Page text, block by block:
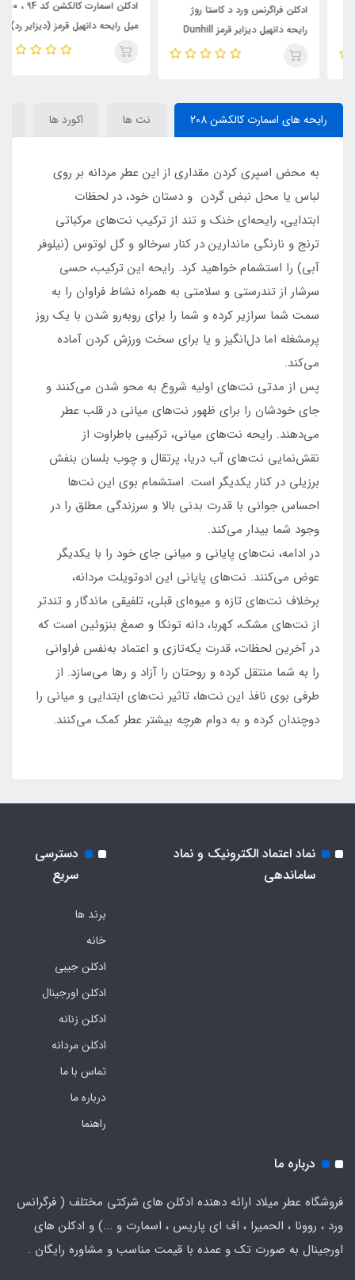
ادکلن فراگرنس ورد د کاستا روژ
رایحه دانهیل دیزایر قرمز Dunhill
ادکلن اسمارت کالکشن کد 94 ، 100
میل رایحه دانهیل قرمز (دیزایر رد)
Dunhill Desire
رایحه های اسمارت کالکشن 208 نت ها اکورد ها
به محض اسپری کردن مقداری از این عطر مردانه بر روی
لباس یا محل نبض گردن و دستان خود، در لحظات
ابتدایی، رایحه‌ای خنک و تند از ترکیب نت‌های مرکباتی
ترنج و نارنگی ماندارین در کنار سرخالو و گل لوتوس (نیلوفر
آبی) را استشمام خواهید کرد. رایحه این ترکیب، حسی
سرشار از تندرستی و سلامتی به همراه نشاط فراوان را به
سمت شما سرازیر کرده و شما را برای روبه‌رو شدن با یک روز
پرمشغله اما دل‌انگیز و یا برای سخت ورزش کردن آماده
می‌کند.
پس از مدتی نت‌های اولیه شروع به محو شدن می‌کنند و
جای خودشان را برای ظهور نت‌های میانی در قلب عطر
می‌دهند. رایحه نت‌های میانی، ترکیبی باطراوت از
نقش‌نمایی نت‌های آب دریا، پرتقال و چوب بلسان بنفش
برزیلی در کنار یکدیگر است. استشمام بوی این نت‌ها
احساس جوانی با قدرت بدنی بالا و سرزندگی مطلق را در
وجود شما بیدار می‌کند.
در ادامه، نت‌های پایانی و میانی جای خود را با یکدیگر
عوض می‌کنند. نت‌های پایانی این ادوتویلت مردانه،
برخلاف نت‌های تازه و میوه‌ای قبلی، تلفیقی ماندگار و تندتر
از نت‌های مشک، کهربا، دانه تونکا و صمغ بنزوئین است که
در آخرین لحظات، قدرت یکه‌تازی و اعتماد به‌نفس فراوانی
را به شما منتقل کرده و روحتان را آزاد و رها می‌سازد. از
طرفی بوی نافذ این‌ نت‌ها، تاثیر نت‌های ابتدایی و میانی را
دوچندان کرده و به دوام هرچه بیشتر عطر کمک می‌کنند.
نماد اعتماد الکترونیک و نماد
ساماندهی
دسترسی
سریع
برند ها
خانه
ادکلن جیبی
ادکلن اورجینال
ادکلن زنانه
ادکلن مردانه
تماس با ما
درباره ما
راهنما
درباره ما
فروشگاه عطر میلاد ارائه دهنده ادکلن های شرکتی مختلف ( فرگرانس
ورد ، روونا ، الحمیرا ، اف ای پاریس ، اسمارت و ...) و ادکلن های
اورجینال به صورت تک و عمده با قیمت مناسب و مشاوره رایگان .